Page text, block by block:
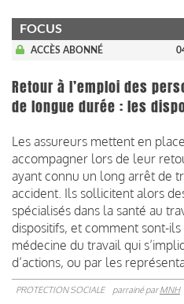
FOCUS
ACCÈS ABONNÉ
Retour à l’emploi des
de longue durée : les
Les assureurs mettent en
accompagner lors de leur
ayant connu un long arrêt de
accident. Ils sollicitent alors
spécialisés dans la santé au
dispositifs, et comment sont-
médecine du travail qui
d’actions, ou par les
PROTECTION SOCIALE parrainé parMNH